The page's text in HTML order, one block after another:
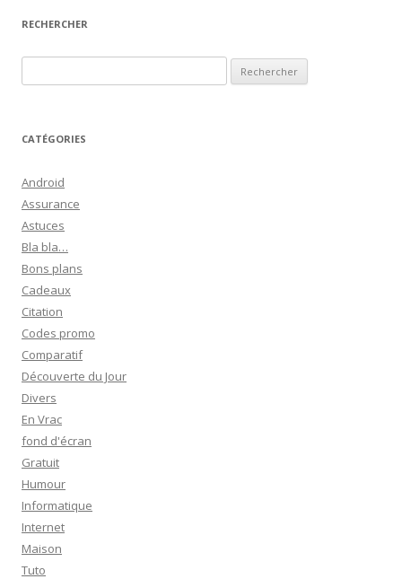
RECHERCHER
e
h
r
c
h
e
r
:
CATÉGORIES
Android
Assurance
Astuces
Bla bla…
Bons plans
Cadeaux
Citation
Codes promo
Comparatif
Découverte du Jour
Divers
En Vrac
fond d'écran
Gratuit
Humour
Informatique
Internet
Maison
Tuto